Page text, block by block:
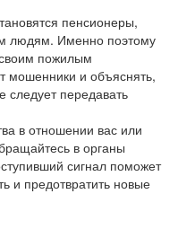
пенсионеры,
людям. Именно поэтому
пожилым
мошенники и объяснять,
следует передавать
в отношении вас или
в органы
сигнал поможет
и предотвратить новые